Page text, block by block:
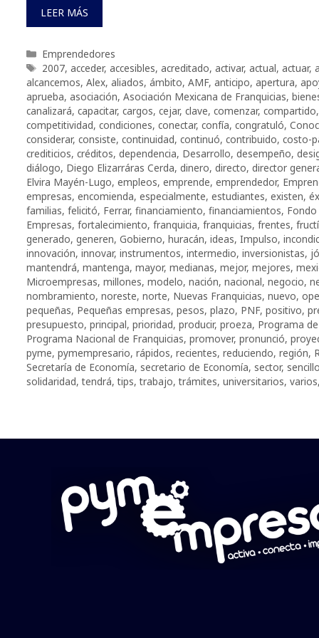
LEER MÁS
Categorías
Emprendedores
Etiquetas
2007, acceder, accesibles, acreditado, activar, actual, actuar,
alcancemos, Alex, aliados, ámbito, AMF, anticipo, apertura,
aprueba, asociación, Asociación Mexicana de Franquicias,
canalizará, capacitar, cargos, cejar, clave, comenzar, compartido
competitividad, condiciones, conectar, confía, congratuló,
considerar, consiste, continuidad, continuó, contribuido, costo-
crediticios, créditos, dependencia, Desarrollo, desempeño,
diálogo, Diego Elizarráras Cerda, dinero, directo, director
Elvira Mayén-Lugo, empleos, emprende, emprendedor,
empresas, encomienda, especialmente, estudiantes, existen,
familias, felicitó, Ferrar, financiamiento, financiamientos,
Empresas, fortalecimiento, franquicia, franquicias, frentes,
generado, generen, Gobierno, huracán, ideas, Impulso,
innovación, innovar, instrumentos, intermedio, inversionistas,
mantendrá, mantenga, mayor, medianas, mejor, mejores,
Microempresas, millones, modelo, nación, nacional, negocio,
nombramiento, noreste, norte, Nuevas Franquicias, nuevo,
pequeñas, Pequeñas empresas, pesos, plazo, PNF, positivo,
presupuesto, principal, prioridad, producir, proeza, Programa
Programa Nacional de Franquicias, promover, pronunció,
pyme, pymempresario, rápidos, recientes, reduciendo, región,
Secretaría de Economía, secretario de Economía, sector,
solidaridad,tendrá,tips,trabajo,trámites, universitarios, varios